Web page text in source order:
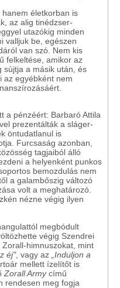
életkorban is
az alig tinédzser-
utazókig minden
valljuk be, egészen
van szó. Nem kis
felkeltése, amikor az
sújtja a másik után, és
az egyébként nem
a pénzéért: Barbaró Attila
prezentálták a sláger-
öntudatlanul is
Furcsaság azonban,
tagjaiból álló
a helyenként punkos
bemozdulás nem
a galambőszig változó
volt a meghatározó.
nézne végig ilyen
megbódult
végig Szendrei
Zorall-himnuszokat, mint
éj", vagy az „Induljon a
mellett ízelítőt is
Zorall Armycímű
rendesen meg fogja